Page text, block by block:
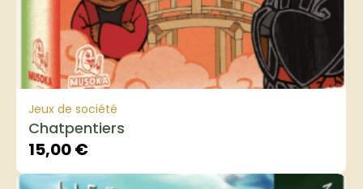
Jeux de société
Chatpentiers
15,00€